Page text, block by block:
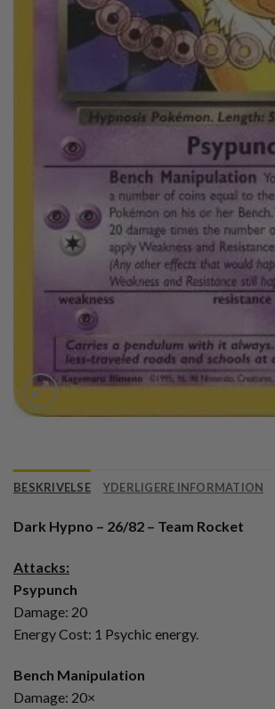
BESKRIVELSE YDERLIGERE INFORMATION
Dark Hypno – 26/82 – Team Rocket
Attacks:
Psypunch
Damage: 20
Energy Cost: 1 Psychic energy.
Bench Manipulation
Damage: 20×